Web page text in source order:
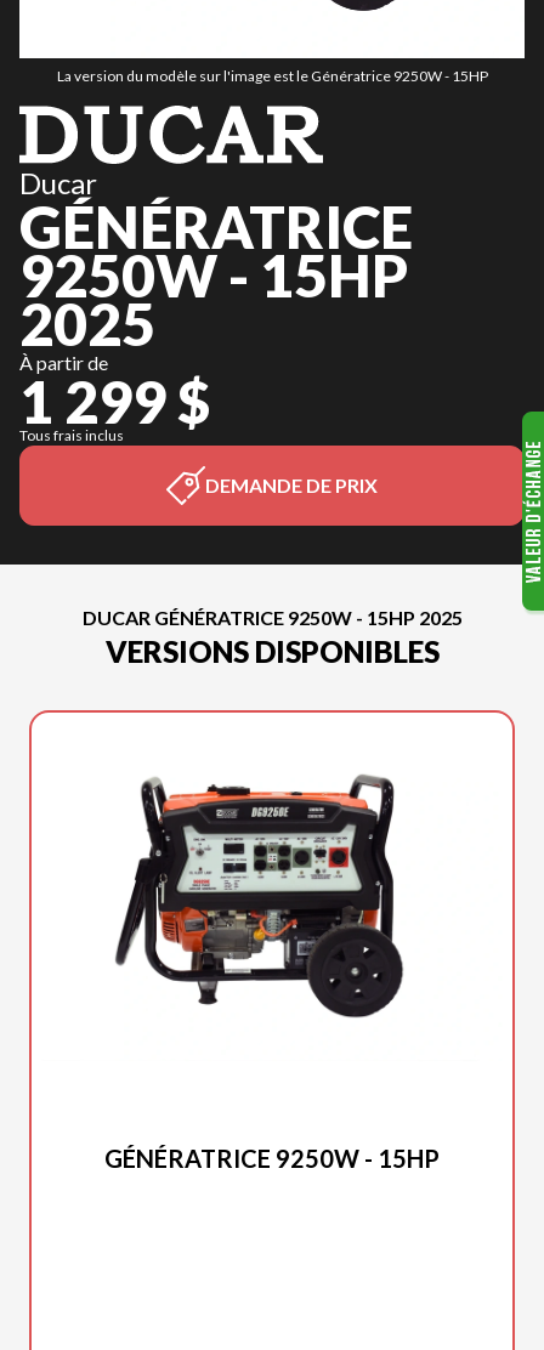
La version du modèle sur l'image est le Génératrice 9250W - 15HP
Ducar
GÉNÉRATRICE
9250W - 15HP
2025
À partir de
1 299 $
Tous frais inclus
DEMANDE DE PRIX
DUCAR GÉNÉRATRICE 9250W - 15HP 2025
VERSIONS DISPONIBLES
GÉNÉRATRICE 9250W - 15HP